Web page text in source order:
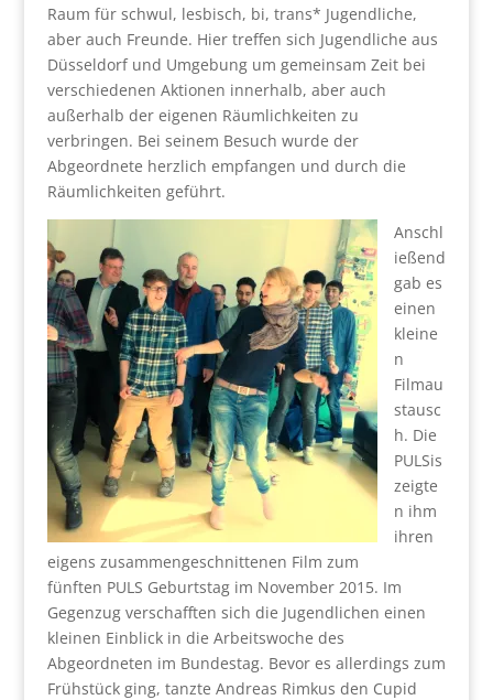
Raum für schwul, lesbisch, bi, trans* Jugendliche,
aber auch Freunde. Hier treffen sich Jugendliche aus
Düsseldorf und Umgebung um gemeinsam Zeit bei
verschiedenen Aktionen innerhalb, aber auch
außerhalb der eigenen Räumlichkeiten zu
verbringen. Bei seinem Besuch wurde der
Abgeordnete herzlich empfangen und durch die
Räumlichkeiten geführt.
Anschl
ießend
gab es
einen
kleine
n
Filmau
stausc
h. Die
PULSis
zeigte
n ihm
ihren
eigens zusammengeschnittenen Film zum
fünften PULS Geburtstag im November 2015. Im
Gegenzug verschafften sich die Jugendlichen einen
kleinen Einblick in die Arbeitswoche des
Abgeordneten im Bundestag. Bevor es allerdings zum
Frühstück ging, tanzte Andreas Rimkus den Cupid